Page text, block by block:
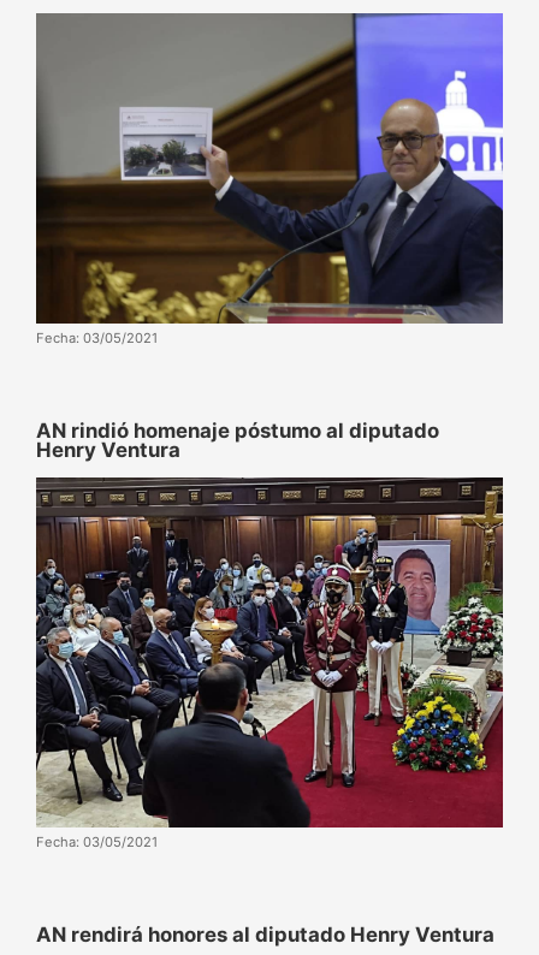
Fecha: 03/05/2021
AN rindió homenaje póstumo al diputado
Henry Ventura
Fecha: 03/05/2021
AN rendirá honores al diputado Henry Ventura